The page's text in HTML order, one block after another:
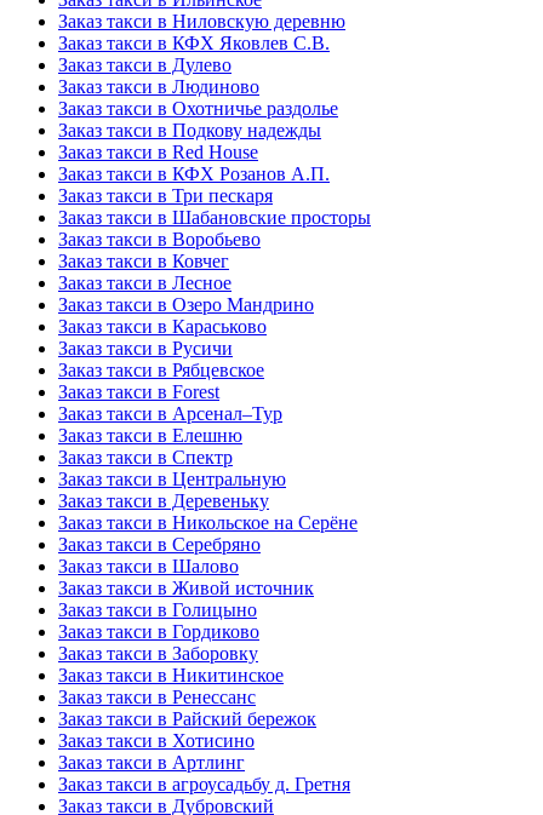
Заказ такси в Ниловскую деревню
Заказ такси в КФХ Яковлев С.В.
Заказ такси в Дулево
Заказ такси в Людиново
Заказ такси в Охотничье раздолье
Заказ такси в Подкову надежды
Заказ такси в Red Hоusе
Заказ такси в КФХ Розанов А.П.
Заказ такси в Три пескаря
Заказ такси в Шабановские просторы
Заказ такси в Воробьево
Заказ такси в Ковчег
Заказ такси в Лесное
Заказ такси в Озеро Мандрино
Заказ такси в Караськово
Заказ такси в Русичи
Заказ такси в Рябцевское
Заказ такси в Forest
Заказ такси в Арсенал–Тур
Заказ такси в Елешню
Заказ такси в Спектр
Заказ такси в Центральную
Заказ такси в Деревеньку
Заказ такси в Никольское на Серёне
Заказ такси в Серебряно
Заказ такси в Шалово
Заказ такси в Живой источник
Заказ такси в Голицыно
Заказ такси в Гордиково
Заказ такси в Заборовку
Заказ такси в Никитинское
Заказ такси в Ренессанс
Заказ такси в Райский бережок
Заказ такси в Хотисино
Заказ такси в Артлинг
Заказ такси в агроусадьбу д. Гретня
Заказ такси в Дубровский